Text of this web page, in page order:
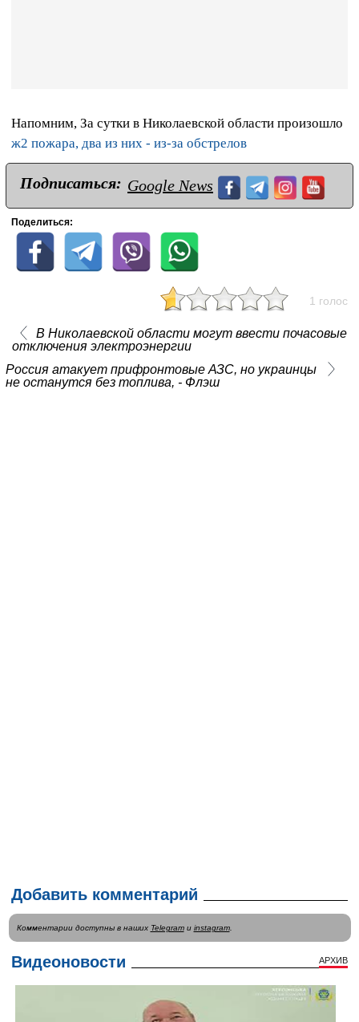
Напомним, За сутки в Николаевской области произошло
ж2 пожара, два из них - из-за обстрелов
Подписаться: Google News
Поделиться:
1 голос
В Николаевской области могут ввести почасовые
отключения электроэнергии
Россия атакует прифронтовые АЗС, но украинцы
не останутся без топлива, - Флэш
Добавить комментарий
Комментарии доступны в наших Telegramи instagram.
Видеоновости АРХИВ